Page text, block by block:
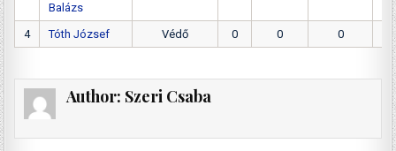
Balázs
4 Tóth József Védő 0 0 0
Author: Szeri Csaba